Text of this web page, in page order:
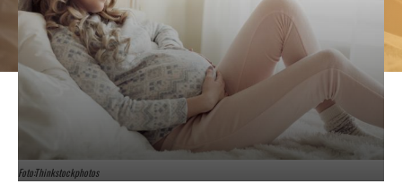
Foto:Thinkstockphotos